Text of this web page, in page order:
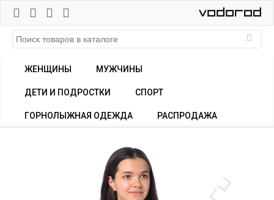
ЖЕНЩИНЫ МУЖЧИНЫ
ДЕТИ И ПОДРОСТКИ СПОРТ
ГОРНОЛЫЖНАЯ ОДЕЖДА РАСПРОДАЖА